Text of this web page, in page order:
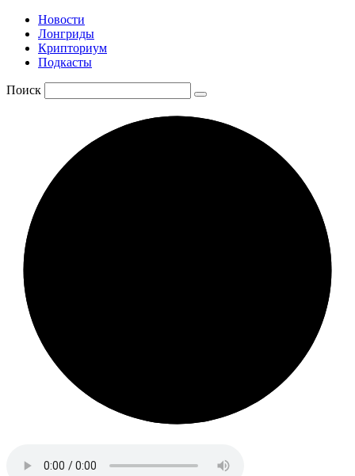
Новости
Лонгриды
Крипториум
Подкасты
Поиск